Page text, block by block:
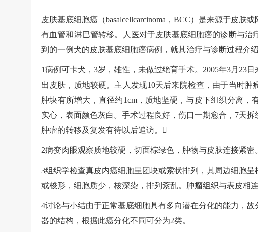
皮肤基底细胞癌（basalcellcarcinoma，BCC）是来源于皮
有血管和淋巴管转移。人医对于皮肤基底细胞癌的诊断与
到的一例犬的皮肤基底细胞癌病例，就其治疗与诊断过程介绍
1病例可卡犬，3岁，雄性，未做过绝育手术。2005年3月23
出皮肤，质地较硬。主人发现10天后来院检查，由于当时肿
肿块有所增大，直径约1cm，质地坚硬，与皮下组织分离
实心，表面颜色灰白。手术过程良好，伤口一期愈合，7天
肿瘤的转移及复发有待以后追访。
2病变肉眼观察质地较硬，切面棕绿色，肿物与皮肤连接紧密
3组织学检查真皮内癌细胞呈团块或索状排列，其周边细胞
或梭形，细胞质少，核深染，排列紊乱。肿瘤组织与表皮相
4讨论与小结由于正常基底细胞具有多向潜在分化的能力，
器的结构，根据此癌分化不同可分为2类。